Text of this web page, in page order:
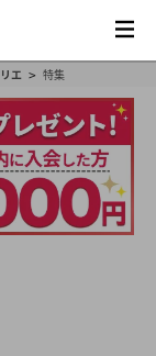
エ > 特集